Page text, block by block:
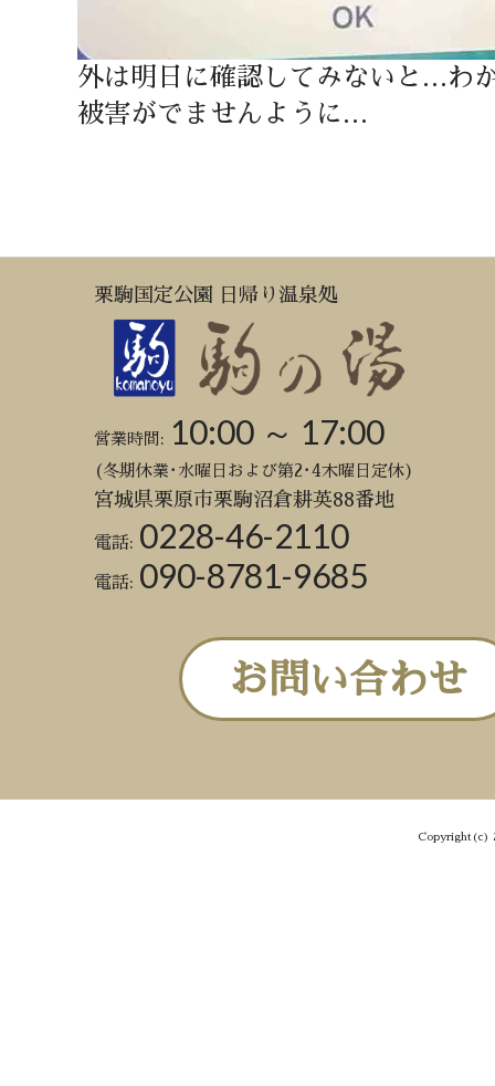
外は明日に確認してみないと…わ
被害がでませんように…
栗駒国定公園 日帰り温泉処
営業時間: 10:00 ～ 17:00
(冬期休業･水曜日および第2･4木曜日定休)
宮城県栗原市栗駒沼倉耕英88番地
電話: 0228-46-2110
電話: 090-8781-9685
お問い合わせ
Copyright(c)